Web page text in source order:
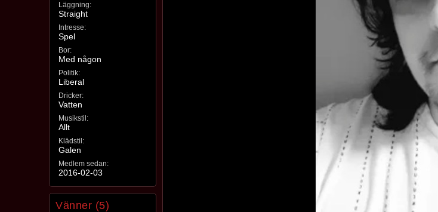
Läggning:
Straight
Intresse:
Spel
Bor:
Med någon
Politik:
Liberal
Dricker:
Vatten
Musikstil:
Allt
Klädstil:
Galen
Medlem sedan:
2016-02-03
Vänner (5)